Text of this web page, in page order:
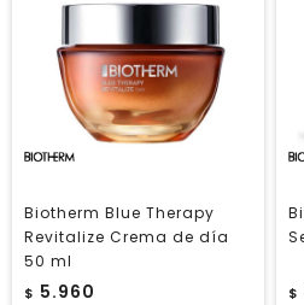
Biotherm Blue Therapy
Revitalize Crema de día
50 ml
$ 5.960 $